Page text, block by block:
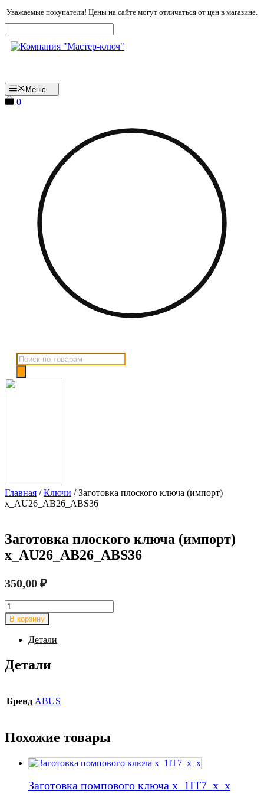
Перейти
к
содержимому
Уважаемые покупатели! Цены на сайте могут отличаться от цен в магазине.
Меню
0
Поиск
товаров
Главная /Ключи / Заготовка плоского ключа (импорт)
x_AU26_AB26_ABS36
Заготовка плоского ключа (импорт)
x_AU26_AB26_ABS36
350,00 ₽
Количество
товара
Заготовка
плоского
ключа
(импорт)
x_AU26_AB26_ABS36
В корзину
Детали
Детали
Бренд ABUS
Похожие товары
Заготовка помпового ключа x_1IT7_x_x